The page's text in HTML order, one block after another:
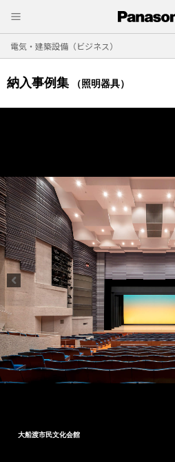
電気・建築設備（ビジネス）
納入事例集 （照明器具）
大船渡市民文化会館